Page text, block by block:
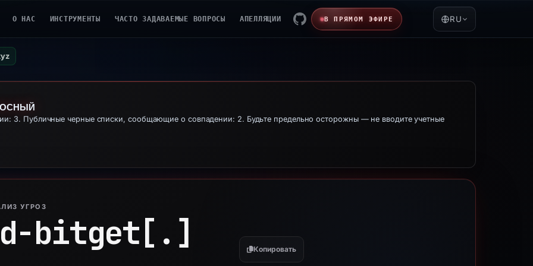
О НАС ИНСТРУМЕНТЫ ЧАСТО ЗАДАВАЕМЫЕ ВОПРОСЫ АПЕЛЛЯЦИИ В ПРЯМОМ ЭФИРЕ RU
3. Публичные черные списки, сообщающие о совпадении: 2. Будьте предельно осторожны — не вводите учетные
УГРОЗ
bitget[.] Копировать